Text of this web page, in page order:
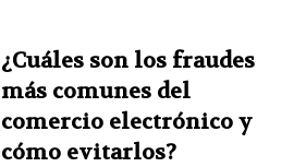
¿Cuáles son los fraudes
más comunes del
comercio electrónico y
cómo evitarlos?